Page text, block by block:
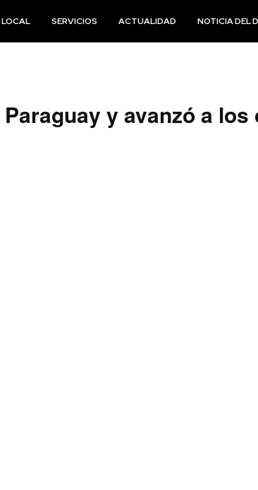
SERVICIOS ACTUALIDAD NOTICIA DEL
y avanzó a